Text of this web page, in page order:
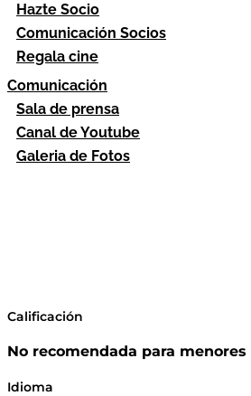
Hazte Socio
Comunicación Socios
Regala cine
Comunicación
Sala de prensa
Canal de Youtube
Galeria de Fotos
Calificación
No recomendada para menores
Idioma